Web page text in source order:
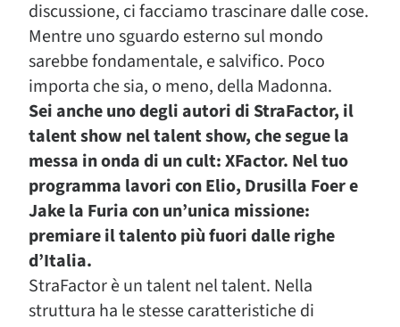
discussione, ci facciamo trascinare dalle cose.
Mentre uno sguardo esterno sul mondo
sarebbe fondamentale, e salvifico. Poco
importa che sia, o meno, della Madonna.
Sei anche uno degli autori di StraFactor, il
talent show nel talent show, che segue la
messa in onda di un cult: XFactor. Nel tuo
programma lavori con Elio, Drusilla Foer e
Jake la Furia con un’unica missione:
premiare il talento più fuori dalle righe
d’Italia.
StraFactor è un talent nel talent. Nella
struttura ha le stesse caratteristiche di